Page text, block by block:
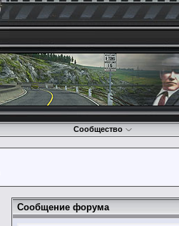
Сообщество
Сообщение форума